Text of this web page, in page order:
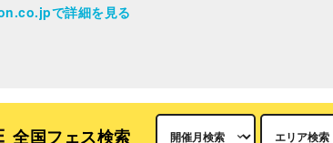
で詳細を見る
全国フェス検索